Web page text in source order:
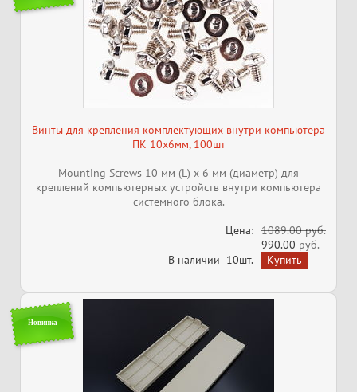
Винты для крепления комплектующих внутри компьютера
ПК 10x6мм, 100шт
Mounting Screws 10 мм (L) x 6 мм (диаметр) для
креплений компьютерных устройств внутри компьютера
системного блока.
Цена: 1089.00 руб.
990.00 руб.
В наличии 10шт.
Новинка